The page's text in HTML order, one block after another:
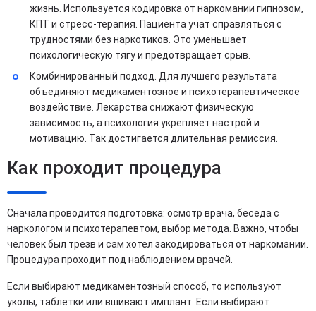
жизнь. Используется кодировка от наркомании гипнозом,
КПТ и стресс-терапия. Пациента учат справляться с
трудностями без наркотиков. Это уменьшает
психологическую тягу и предотвращает срыв.
Комбинированный подход. Для лучшего результата
объединяют медикаментозное и психотерапевтическое
воздействие. Лекарства снижают физическую
зависимость, а психология укрепляет настрой и
мотивацию. Так достигается длительная ремиссия.
Как проходит процедура
Сначала проводится подготовка: осмотр врача, беседа с
наркологом и психотерапевтом, выбор метода. Важно, чтобы
человек был трезв и сам хотел закодироваться от наркомании.
Процедура проходит под наблюдением врачей.
Если выбирают медикаментозный способ, то используют
уколы, таблетки или вшивают имплант. Если выбирают